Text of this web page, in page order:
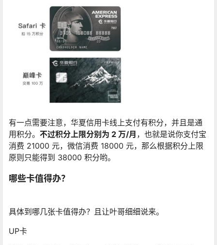
有一点需要注意，华夏信用卡线上支付有积分，并且是通
用积分。 不过积分上限分别为 2 万/月 ，也就是说你支付宝
消费 21000 元，微信消费 18000 元，那么根据积分上限
原则只能得到 38000 积分哟。
哪些卡值得办？
具体到哪几张卡值得办？且让叶哥细细说来。
UP卡